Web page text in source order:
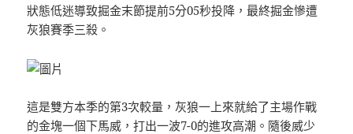
狀態低迷導致掘金末節提前5分05秒投降，最終掘金慘遭
灰狼賽季三殺。
這是雙方本季的第3次較量，灰狼一上來就給了主場作戰
的金塊一個下馬威，打出一波7-0的進攻高潮。隨後威少